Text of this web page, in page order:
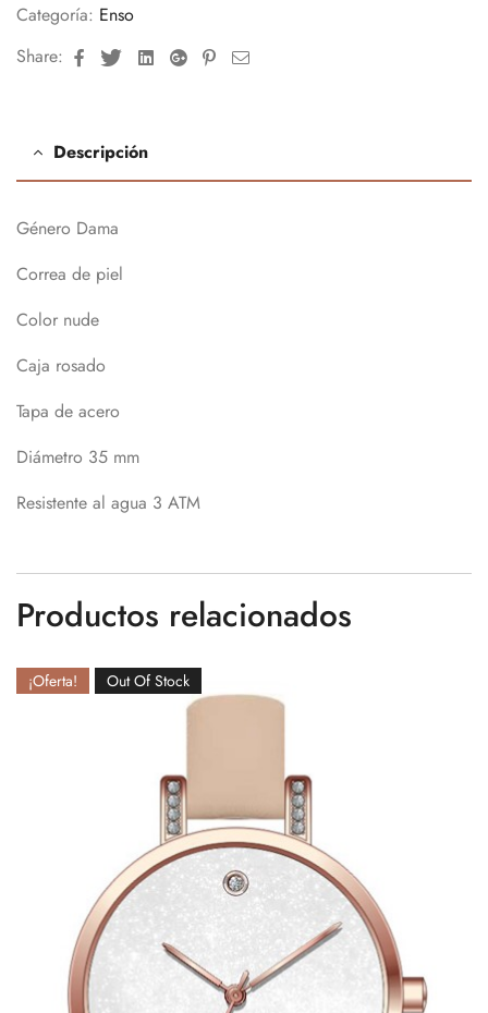
Categoría: Enso
Share:
FacebookTwitterLinkedinGoogle+Pinterest
Email
Descripción
Género Dama
Correa de piel
Color nude
Caja rosado
Tapa de acero
Diámetro 35 mm
Resistente al agua 3 ATM
Productos relacionados
¡Oferta! Out Of Stock